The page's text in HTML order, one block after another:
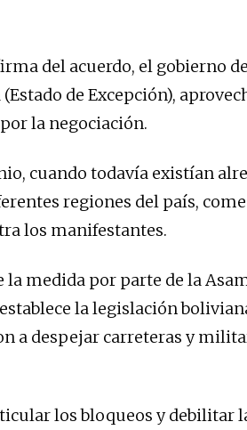
del acuerdo, el gobierno
de Excepción),
la negociación.
cuando todavía existían
regiones del país,
los manifestantes.
la medida por parte de la
la legislación
a despejar carreteras y
los bloqueos y debilitar